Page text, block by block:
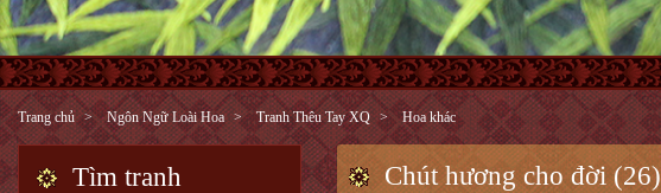
Trang chủ Ngôn Ngữ Loài Hoa Tranh Thêu Tay XQ Hoa khác
Tìm tranh Chút hương cho đời (26)